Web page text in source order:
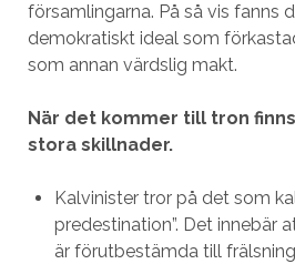
församlingarna. På så vis fanns
demokratiskt ideal som
som annan värdslig makt.
När det kommer till tron
stora skillnader.
Kalvinister tror på det som
predestination”. Det innebär
är förutbestämda till